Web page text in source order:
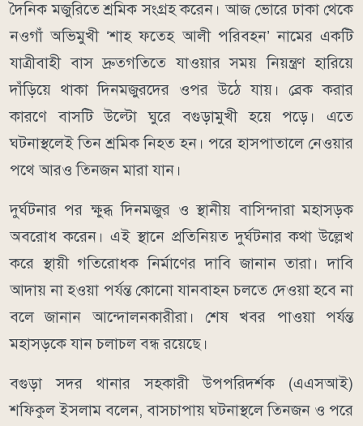
দৈনিক মজুরিতে শ্রমিক সংগ্রহ করেন। আজ ভোরে ঢাকা থেকে
নওগাঁ অভিমুখী ‘শাহ ফতেহ আলী পরিবহন’ নামের একটি
যাত্রীবাহী বাস দ্রুতগতিতে যাওয়ার সময় নিয়ন্ত্রণ হারিয়ে
দাঁড়িয়ে থাকা দিনমজুরদের ওপর উঠে যায়। ব্রেক করার
কারণে বাসটি উল্টো ঘুরে বগুড়ামুখী হয়ে পড়ে। এতে
ঘটনাস্থলেই তিন শ্রমিক নিহত হন। পরে হাসপাতালে নেওয়ার
পথে আরও তিনজন মারা যান।
দুর্ঘটনার পর ক্ষুব্ধ দিনমজুর ও স্থানীয় বাসিন্দারা মহাসড়ক
অবরোধ করেন। এই স্থানে প্রতিনিয়ত দুর্ঘটনার কথা উল্লেখ
করে স্থায়ী গতিরোধক নির্মাণের দাবি জানান তারা। দাবি
আদায় না হওয়া পর্যন্ত কোনো যানবাহন চলতে দেওয়া হবে না
বলে জানান আন্দোলনকারীরা। শেষ খবর পাওয়া পর্যন্ত
মহাসড়কে যান চলাচল বন্ধ রয়েছে।
বগুড়া সদর থানার সহকারী উপপরিদর্শক (এএসআই)
শফিকুল ইসলাম বলেন, বাসচাপায় ঘটনাস্থলে তিনজন ও পরে